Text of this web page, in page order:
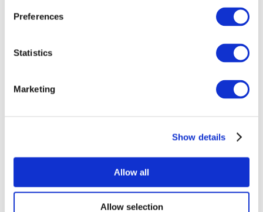
Preferences
Statistics
Marketing
Show details
Allow all
Allow selection
Alle
At vise